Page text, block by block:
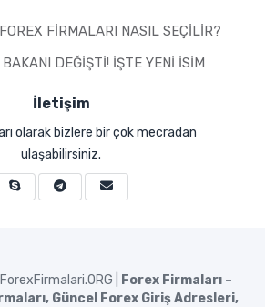
FIRMALARI NASIL SEÇILIR?
DEĞIŞTI! İŞTE YENI İSIM
İletişim
olarak bizlere bir çok mecradan
ulaşabilirsiniz.
ForexFirmalari.ORG |
Forex Firmaları –
Güncel Forex Giriş Adresleri,